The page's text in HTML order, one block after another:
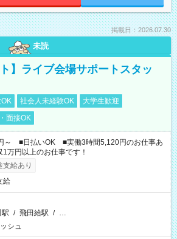
掲載日：2026.07.30
未読
】ライブ会場サポートスタッ
社会人未経験OK
大学生歓迎
面接OK
～ ■日払いOK ■実働3時間5,120円のお仕事あ
1万円以上のお仕事です！
支給あり
給
駅 / 飛田給駅 / …
シュ